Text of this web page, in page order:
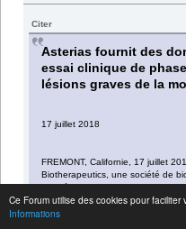
Ce Forum utilise des cookies pour faciliter
Informations
Citer
Asterias fournit des
essai clinique de
lésions graves de la
17 juillet 2018
FREMONT, Californie, 17 juillet
Biotherapeutics, une société de
de thérapies cellulaires pour
démyélinisation et aux
fourni aujourd'hui des données